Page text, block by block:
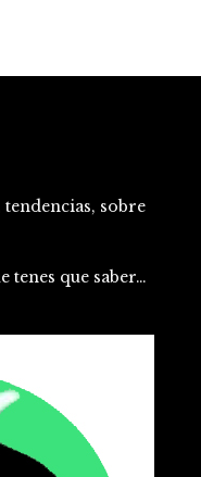
sobre
tenes que saber…